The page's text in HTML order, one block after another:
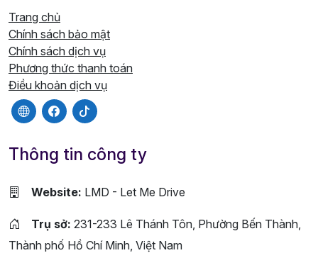
Trang chủ
Chính sách bảo mật
Chính sách dịch vụ
Phương thức thanh toán
Điều khoản dịch vụ
Thông tin công ty
Website: LMD - Let Me Drive
Trụ sở: 231-233 Lê Thánh Tôn, Phường Bến Thành,
Thành phố Hồ Chí Minh, Việt Nam